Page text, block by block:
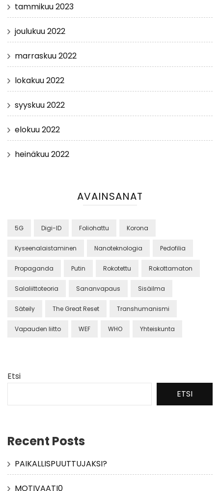
tammikuu 2023
joulukuu 2022
marraskuu 2022
lokakuu 2022
syyskuu 2022
elokuu 2022
heinäkuu 2022
AVAINSANAT
5G Digi-ID Foliohattu Korona
Kyseenalaistaminen Nanoteknologia Pedofilia
Propaganda Putin Rokotettu Rokottamaton
Salaliittoteoria Sananvapaus Sisäilma
Säteily The Great Reset Transhumanismi
Vapauden liitto WEF WHO Yhteiskunta
Etsi
ETSI
Recent Posts
PAIKALLISPUUTTUJAKSI?
MOTIVAATI0